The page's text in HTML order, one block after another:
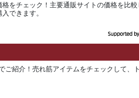
格をチェック！主要通販サイトの価格を比
できます。
紹介！売れ筋アイテムをチェックして、